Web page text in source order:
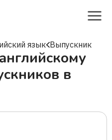
язык Выпускник
в